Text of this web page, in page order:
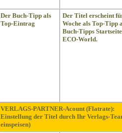
Der Buch-Tipp als
Top-Eintrag
Der Titel erscheint
Woche als Top-Tipp
Buch-Tipps
ECO-World.
VERLAGS-PARTNER-Acount (Flatrate):
Einstellung der Titel durch Ihr Verlags-
einspeisen)